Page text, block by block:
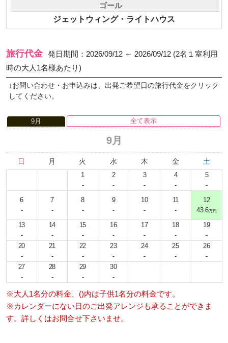
ゴール
ジェットウィング・ライトハウス
旅行代金 発日期間：2026/09/12 ～ 2026/09/12 (2名１室利用
時の大人1名様あたり)
↓お問い合わせ・お申込みは、出発ご希望日の旅行代金をクリック
してください。
9月 全て表示
9月
日 月 火 水 木 金 土
1
-
2
-
3
-
4
-
5
-
6
-
7
-
8
-
9
-
10
-
11
-
12
43.6万円
13
-
14
-
15
-
16
-
17
-
18
-
19
-
20
-
21
-
22
-
23
-
24
-
25
-
26
-
27
-
28
-
29
-
30
-
※大人1名分の料金、()内は子供1名分の料金です。
※カレンダーにない日のご出発アレンジも承ることができま
す。詳しくはお問合せ下さいませ。